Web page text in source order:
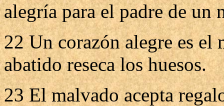
alegría para el padre de un
22 Un corazón alegre es
abatido reseca los huesos.
23 El malvado acepta